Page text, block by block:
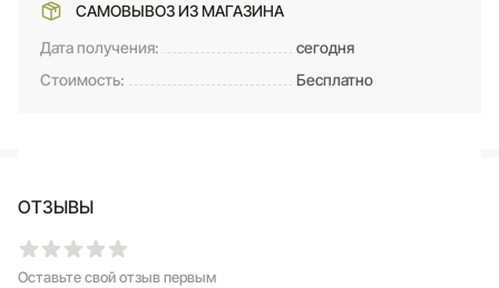
САМОВЫВОЗ ИЗ МАГАЗИНА
Дата получения:
сегодня
Стоимость:
Бесплатно
ОТЗЫВЫ
Оставьте свой отзыв первым